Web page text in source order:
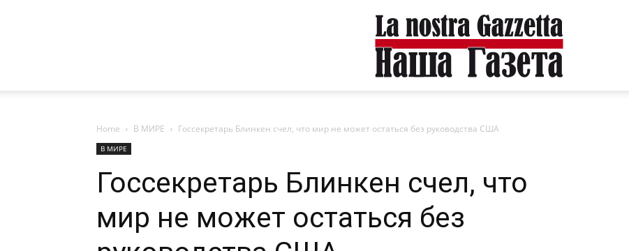
Home В МИРЕ Госсекретарь Блинкен счел, что мир не может остаться без руководства США
В МИРЕ
Госсекретарь Блинкен счел, что
мир не может остаться без